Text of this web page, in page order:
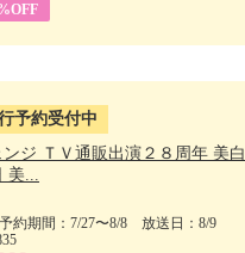
予約受付中
ンジ ＴＶ通販出演２８周年 美白
美...
約期間：7/27〜8/8 放送日：8/9